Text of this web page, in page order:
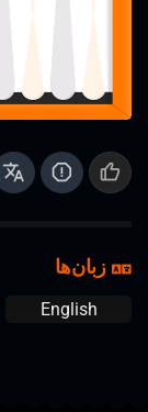
زبان‌ها
English